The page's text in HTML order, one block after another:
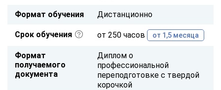
Формат обучения Дистанционно
Срок обучения от 250 часов от 1,5 месяца
Формат
получаемого
документа
Диплом о
профессиональной
переподготовке с твердой
корочкой